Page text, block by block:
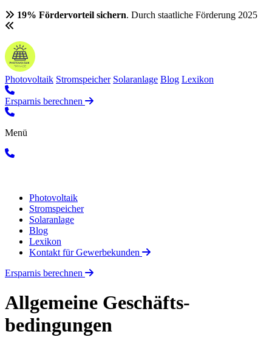
19% Fördervorteil sichern. Durch staatliche Förderung 2025
Photovoltaik Stromspeicher Solaranlage Blog Lexikon
Ersparnis berechnen
Menü
Photovoltaik
Stromspeicher
Solaranlage
Blog
Lexikon
Kontakt für Gewerbekunden
Ersparnis berechnen
Allgemeine Geschäfts­
bedingungen